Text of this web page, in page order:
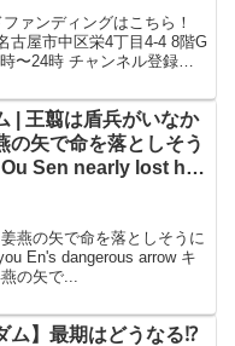
ァンディングはこちら！
古屋市中区栄4丁目4-4 8階G
〜24時 チャンネル登録グ
| 王翦は盾兵がいなか
の矢で命を落としそう
Ou Sen nearly lost his
燕の矢で命を落としそうに
En's dangerous arrow キ
の矢で...
ム】最期はどうなる⁉